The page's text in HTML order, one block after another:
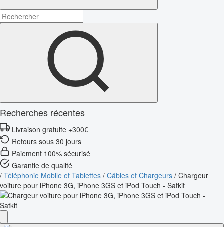
Recherches récentes
Livraison gratuite +300€
Retours sous 30 jours
Paiement 100% sécurisé
Garantie de qualité
/ Téléphonie Mobile et Tablettes / Câbles et Chargeurs / Chargeur
voiture pour iPhone 3G, iPhone 3GS et iPod Touch - Satkit